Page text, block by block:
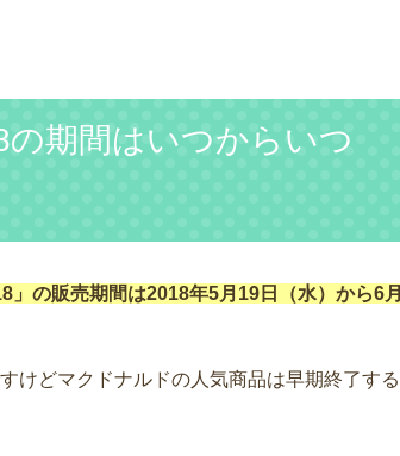
期間はいつからいつ
」の販売期間は2018年5月19日（水）から6月
けどマクドナルドの人気商品は早期終了する